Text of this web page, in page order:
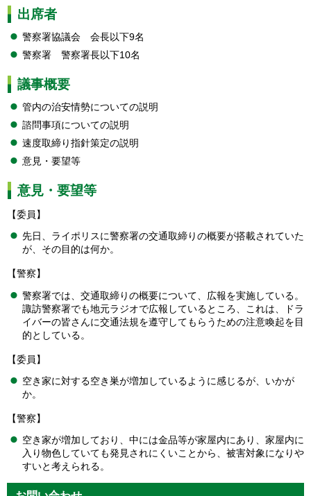
出席者
警察署協議会 会長以下9名
警察署
警察署長以下10名
議事概要
管内の治安情勢についての説明
諮問事項についての説明
速度取締り指針策定の説明
意見・要望等
意見・要望等
【委員】
先日、ライポリスに警察署の交通取締りの概要が搭載されていた
が、その目的は何か。
【警察】
警察署では、交通取締りの概要について、広報を実施している。
諏訪警察署でも地元ラジオで広報しているところ、これは、ドラ
イバーの皆さんに交通法規を遵守してもらうための注意喚起を目
的としている。
【委員】
空き家に対する空き巣が増加しているように感じるが、いかが
か。
【警察】
空き家が増加しており、中には金品等が家屋内にあり、家屋内に
入り物色していても発見されにくいことから、被害対象になりや
すいと考えられる。